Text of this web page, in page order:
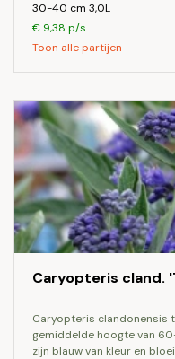
30-40 cm 3,0L
€ 9,38 p/s
Toon alle partijen
Caryopteris cland.
caryopteris clandonensis thetis is een vaste plant met een
gemiddelde hoogte van
zijn blauw van kleur en